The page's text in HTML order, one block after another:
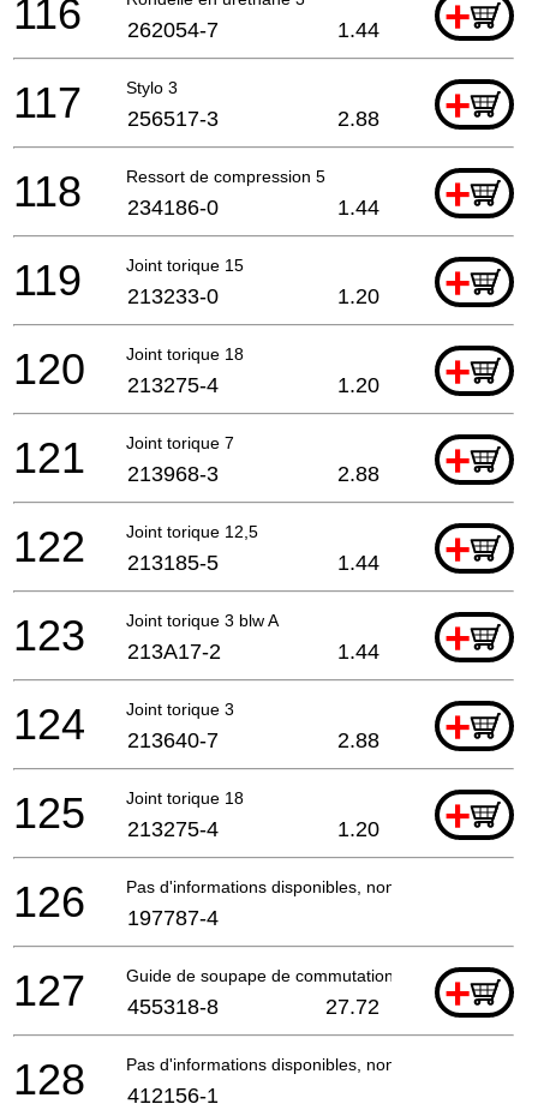
+
116 262054-7 1.44
Stylo 3 +
117 256517-3 2.88
Ressort de compression 5 +
118 234186-0 1.44
Joint torique 15 +
119 213233-0 1.20
Joint torique 18 +
120 213275-4 1.20
Joint torique 7 +
121 213968-3 2.88
Joint torique 12,5 +
122 213185-5 1.44
Joint torique 3 blw A +
123 213A17-2 1.44
Joint torique 3 +
124 213640-7 2.88
Joint torique 18 +
125 213275-4 1.20
Pas d'informations disponibles, non commandable
126 197787-4
Guide de soupape de commutation +
127 455318-8 27.72
Pas d'informations disponibles, non commandable
128 412156-1